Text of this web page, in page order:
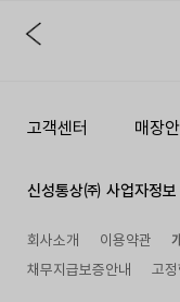
고객센터 매장
신성통상㈜ 사업자정보
회사소개 이용약관
채무지급보증안내
고